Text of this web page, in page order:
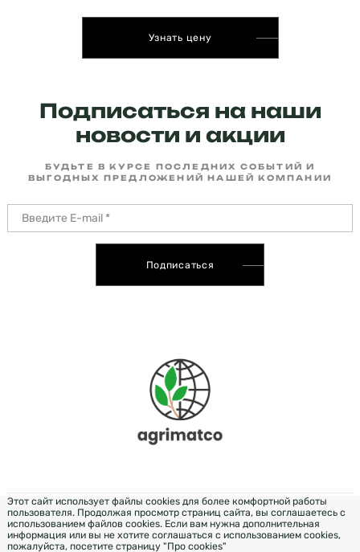
Узнать цену
Подписаться на наши
новости и акции
БУДЬТЕ В КУРСЕ ПОСЛЕДНИХ СОБЫТИЙ И
ВЫГОДНЫХ ПРЕДЛОЖЕНИЙ НАШЕЙ КОМПАНИИ
Подписаться
РОЗРОБКА & ДИЗАЙН — WEZOM
Этот сайт использует файлы cookies для более комфортной работы
пользователя. Продолжая просмотр страниц сайта, вы соглашаетесь с
использованием файлов cookies. Если вам нужна дополнительная
информация или вы не хотите соглашаться с использованием cookies,
пожалуйста, посетите страницу "Про cookies"